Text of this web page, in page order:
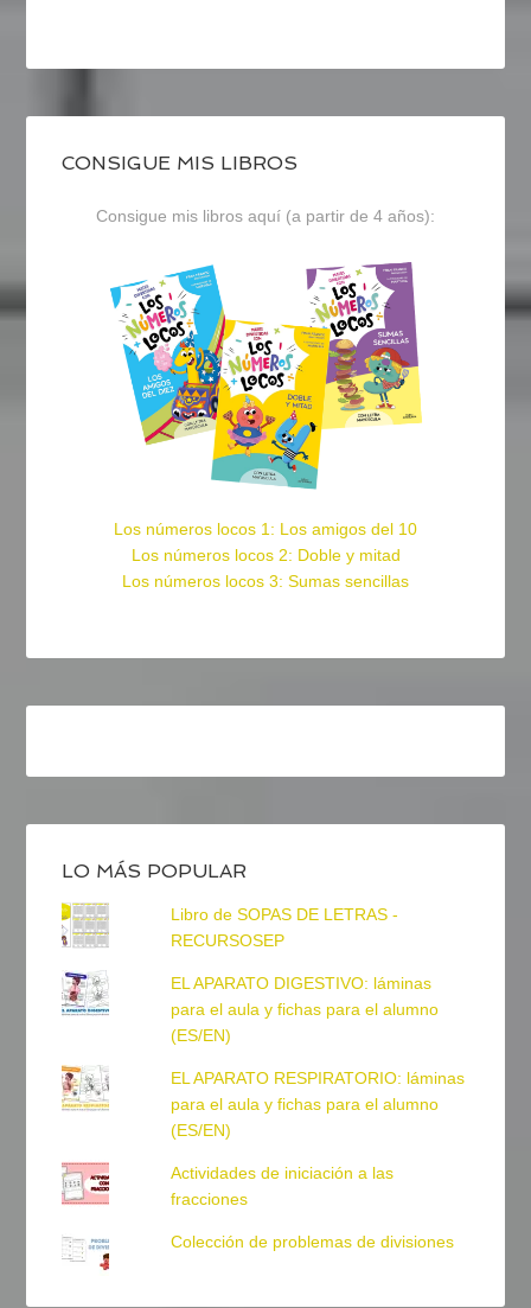
CONSIGUE MIS LIBROS
Consigue mis libros aquí (a partir de 4 años):
Los números locos 1: Los amigos del 10
Los números locos 2: Doble y mitad
Los números locos 3: Sumas sencillas
LO MÁS POPULAR
Libro de SOPAS DE LETRAS -
RECURSOSEP
EL APARATO DIGESTIVO: láminas
para el aula y fichas para el alumno
(ES/EN)
EL APARATO RESPIRATORIO: láminas
para el aula y fichas para el alumno
(ES/EN)
Actividades de iniciación a las
fracciones
Colección de problemas de divisiones